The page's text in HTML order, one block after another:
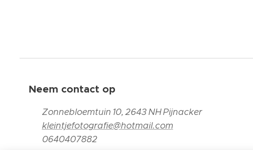
Neem contact op
Zonnebloemtuin 10, 2643 NH Pijnacker
kleintjefotografie@hotmail.com
0640407882